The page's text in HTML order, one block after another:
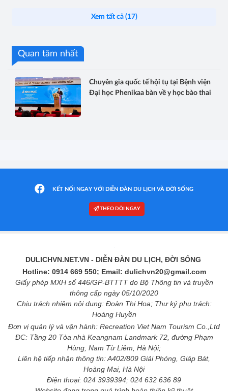
Xem tất cả (17)
Quan tâm nhất
Chuyên gia quốc tế hội tụ tại Bệnh viện
Đại học Phenikaa bàn về y học bào thai
KẾT NỐI NGAY VỚI DIỄN ĐÀN DU LỊCH VÀ ĐỜI SỐNG
THEO DÕI NGAY
DULICHVN.NET.VN- DIỄN ĐÀN DU LỊCH, ĐỜI SỐNG
Hotline: 0914 669 550; Email: dulichvn20@gmail.com
Giấy phép MXH số 446/GP-BTTTT do Bộ Thông tin và truyền
thông cấp ngày 05/10/2020
Chịu trách nhiệm nội dung: Đoàn Thị Hoa; Thư ký phụ trách:
Hoàng Huyền
Đơn vị quản lý và vận hành: Recreation Viet Nam Tourism Co.,Ltd
ĐC: Tầng 20 Tòa nhà Keangnam Landmark 72, đường Phạm
Hùng, Nam Từ Liêm, Hà Nội;
Liên hệ tiếp nhận thông tin: A402/809 Giải Phóng, Giáp Bát,
Hoàng Mai, Hà Nội
Điện thoại: 024 3939394; 024 632 636 89